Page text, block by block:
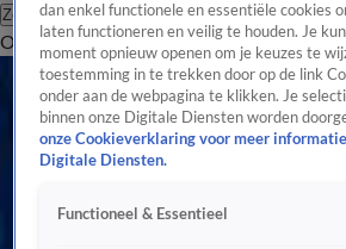
Zoeken
OverzichtRegioUitzendingenWeerTip
Alle Podcast Artikelen
Zoektocht naar ouders Lieve, die als baby in
5 apr, 20:56
Podcast Vrouwenmoord: Heel Nederland staat op tegen
Moord in de Spirituele Winkel - aflevering 8: ‘Als je dit
dan enkel functionele en essentiële cookies
laten functioneren en veilig te houden. Je
moment opnieuw openen om je keuzes te
toestemming in te trekken door op de link
onder aan de webpagina te klikken. Je
binnen onze Digitale Diensten worden
onze Cookieverklaring voor meer
Digitale Diensten.
Functioneel & Essentieel